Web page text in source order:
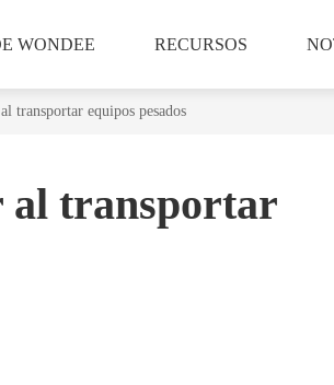
WONDEE RECURSOS
transportar equipos pesados
al transportar